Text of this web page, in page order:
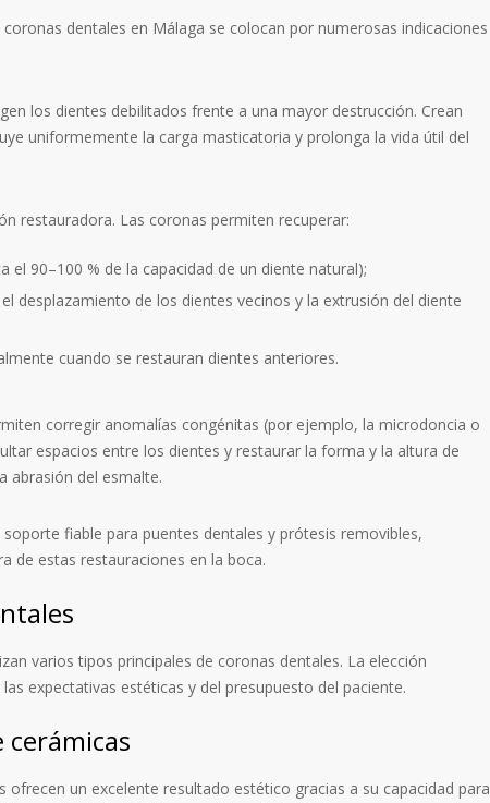
dentales en Málaga se colocan por numerosas indicaciones
los dientes debilitados frente a una mayor destrucción. Crean
uniformemente la carga masticatoria y prolonga la vida útil del
restauradora. Las coronas permiten recuperar:
el 90–100 % de la capacidad de un diente natural);
desplazamiento de los dientes vecinos y la extrusión del diente
cuando se restauran dientes anteriores.
corregir anomalías congénitas (por ejemplo, la microdoncia o
espacios entre los dientes y restaurar la forma y la altura de
abrasión del esmalte.
fiable para puentes dentales y prótesis removibles,
de estas restauraciones en la boca.
varios tipos principales de coronas dentales. La elección
expectativas estéticas y del presupuesto del paciente.
un excelente resultado estético gracias a su capacidad para